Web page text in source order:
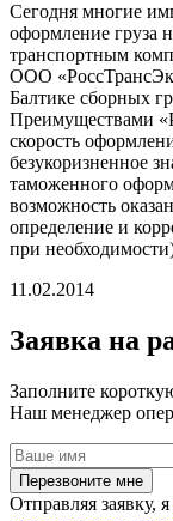
Сегодня многие
оформление груза
транспортным
ООО
Балтике сборных
Преимуществами
скорость
безукоризненное
таможенного
возможность
определение и
при
11.02.2014
Заявка на
Заполните
Наш менеджер
Отправляя заявку, я